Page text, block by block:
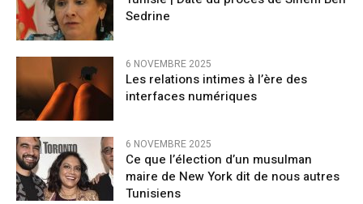
Sedrine
6 NOVEMBRE 2025
Les relations intimes à l’ère des
interfaces numériques
6 NOVEMBRE 2025
Ce que l’élection d’un musulman
maire de New York dit de nous autres
Tunisiens